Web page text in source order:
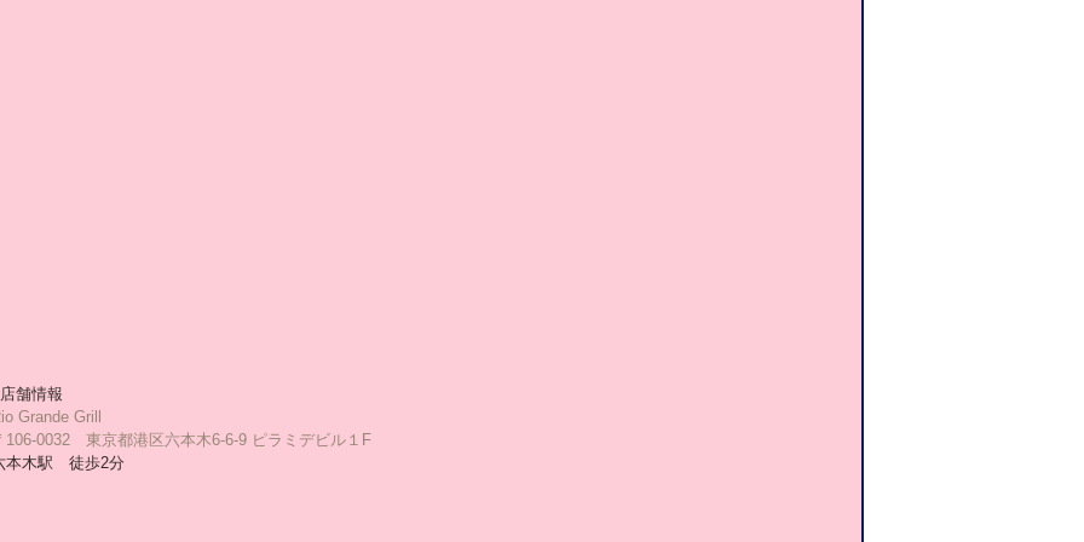
舗情報
Grande Grill
106-0032　東京都港区六本木6-6-9 ピラミデビル１F
本木駅　徒歩2分